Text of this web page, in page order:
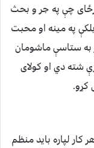
چې په جر و بحث
په مینه او محبت
به ستاسې ماشومان
شته دي او کولای
کړو.
کار لپاره باید منظم